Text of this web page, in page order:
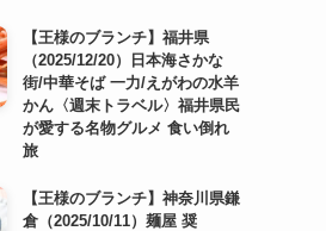
【王様のブランチ】福井県
（2025/12/20）日本海さかな
街/中華そば 一力/えがわの水羊
かん〈週末トラベル〉福井県民
が愛する名物グルメ 食い倒れ
旅
【王様のブランチ】神奈川県鎌
倉（2025/10/11）麺屋 奨